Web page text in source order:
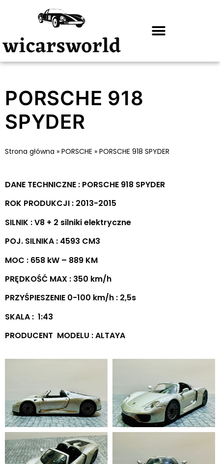
PORSCHE 918
SPYDER
Strona główna » PORSCHE » PORSCHE 918 SPYDER
DANE TECHNICZNE : PORSCHE 918 SPYDER
ROK PRODUKCJI : 2013-2015
SILNIK : V8 + 2 silniki elektryczne
POJ. SILNIKA : 4593 CM3
MOC : 658 kW – 889 KM
PRĘDKOŚĆ MAX : 350 km/h
PRZYŚPIESZENIE 0-100 km/h : 2,5s
SKALA : 1:43
PRODUCENT MODELU : ALTAYA